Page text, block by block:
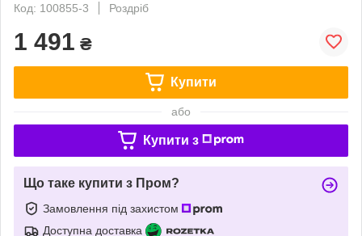
Код: 100855-3
Роздріб
1 491 ₴
Купити
або
Купити з
Що таке купити з Пром?
Замовлення під захистом
Доступна доставка